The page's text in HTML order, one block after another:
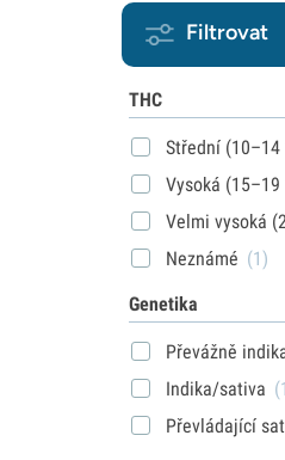
Filtrovat
THC
Střední (10–14
Vysoká (15–19
Velmi vysoká
Neznámé (1)
Genetika
Převážně
Indika/sativa
Převládající